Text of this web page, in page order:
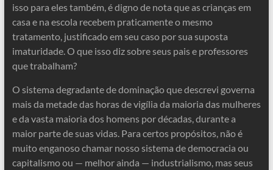
isso para eles também, é digno de nota que as crianças em
casa e na escola recebem praticamente o mesmo
tratamento, justificado em seu caso por sua suposta
imaturidade. O que isso diz sobre seus pais e professores
que trabalham?
O sistema degradante de dominação que descrevi governa
mais da metade das horas de vigília da maioria das mulheres
e da vasta maioria dos homens por décadas, durante a
maior parte de suas vidas. Para certos propósitos, não é
muito enganoso chamar nosso sistema de democracia ou
capitalismo ou — melhor ainda — industrialismo, mas seus